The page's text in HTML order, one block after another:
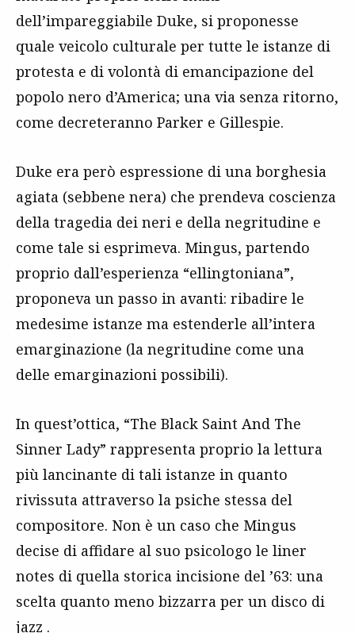
dell’impareggiabile Duke, si proponesse
quale veicolo culturale per tutte le istanze di
protesta e di volontà di emancipazione del
popolo nero d’America; una via senza ritorno,
come decreteranno Parker e Gillespie.
Duke era però espressione di una borghesia
agiata (sebbene nera) che prendeva coscienza
della tragedia dei neri e della negritudine e
come tale si esprimeva. Mingus, partendo
proprio dall’esperienza “ellingtoniana”,
proponeva un passo in avanti: ribadire le
medesime istanze ma estenderle all’intera
emarginazione (la negritudine come una
delle emarginazioni possibili).
In quest’ottica, “The Black Saint And The
Sinner Lady” rappresenta proprio la lettura
più lancinante di tali istanze in quanto
rivissuta attraverso la psiche stessa del
compositore. Non è un caso che Mingus
decise di affidare al suo psicologo le liner
notes di quella storica incisione del ’63: una
scelta quanto meno bizzarra per un disco di
jazz .